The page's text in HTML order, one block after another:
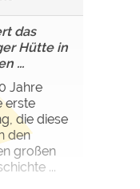
das
Hütte in
...
Jahre
erste
die diese
den
großen
...